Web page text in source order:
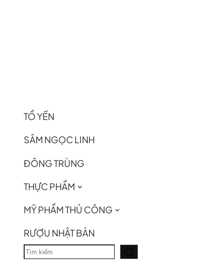
TỔ YẾN
SÂM NGỌC LINH
ĐÔNG TRÙNG
THỰC PHẨM
MỸ PHẨM THỦ CÔNG
RƯỢU NHẬT BẢN
T